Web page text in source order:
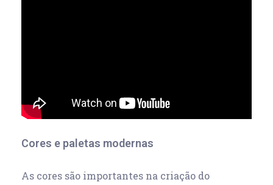
Cores e paletas modernas
As cores são importantes na criação do